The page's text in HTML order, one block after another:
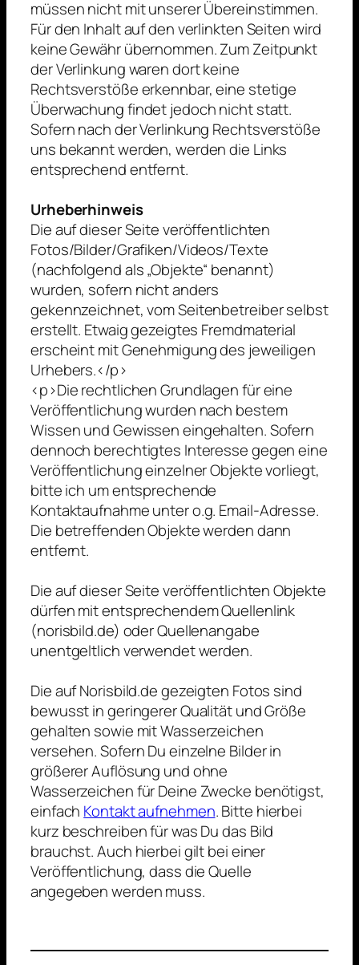
müssen nicht mit unserer Übereinstimmen.
Für den Inhalt auf den verlinkten Seiten wird
keine Gewähr übernommen. Zum Zeitpunkt
der Verlinkung waren dort keine
Rechtsverstöße erkennbar, eine stetige
Überwachung findet jedoch nicht statt.
Sofern nach der Verlinkung Rechtsverstöße
uns bekannt werden, werden die Links
entsprechend entfernt.
Urheberhinweis
Die auf dieser Seite veröffentlichten
Fotos/Bilder/Grafiken/Videos/Texte
(nachfolgend als „Objekte“ benannt)
wurden, sofern nicht anders
gekennzeichnet, vom Seitenbetreiber selbst
erstellt. Etwaig gezeigtes Fremdmaterial
erscheint mit Genehmigung des jeweiligen
Urhebers.</p>
<p>Die rechtlichen Grundlagen für eine
Veröffentlichung wurden nach bestem
Wissen und Gewissen eingehalten. Sofern
dennoch berechtigtes Interesse gegen eine
Veröffentlichung einzelner Objekte vorliegt,
bitte ich um entsprechende
Kontaktaufnahme unter o.g. Email-Adresse.
Die betreffenden Objekte werden dann
entfernt.
Die auf dieser Seite veröffentlichten Objekte
dürfen mit entsprechendem Quellenlink
(norisbild.de) oder Quellenangabe
unentgeltlich verwendet werden.
Die auf Norisbild.de gezeigten Fotos sind
bewusst in geringerer Qualität und Größe
gehalten sowie mit Wasserzeichen
versehen. Sofern Du einzelne Bilder in
größerer Auflösung und ohne
Wasserzeichen für Deine Zwecke benötigst,
einfach Kontakt aufnehmen. Bitte hierbei
kurz beschreiben für was Du das Bild
brauchst. Auch hierbei gilt bei einer
Veröffentlichung, dass die Quelle
angegeben werden muss.